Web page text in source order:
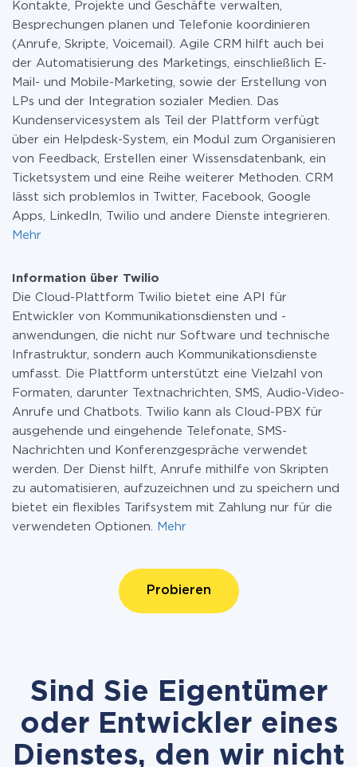
Kontakte, Projekte und Geschäfte verwalten,
Besprechungen planen und Telefonie koordinieren
(Anrufe, Skripte, Voicemail). Agile CRM hilft auch bei
der Automatisierung des Marketings, einschließlich E-
Mail- und Mobile-Marketing, sowie der Erstellung von
LPs und der Integration sozialer Medien. Das
Kundenservicesystem als Teil der Plattform verfügt
über ein Helpdesk-System, ein Modul zum Organisieren
von Feedback, Erstellen einer Wissensdatenbank, ein
Ticketsystem und eine Reihe weiterer Methoden. CRM
lässt sich problemlos in Twitter, Facebook, Google
Apps, LinkedIn, Twilio und andere Dienste integrieren.
Mehr
Information über Twilio
Die Cloud-Plattform Twilio bietet eine API für
Entwickler von Kommunikationsdiensten und -
anwendungen, die nicht nur Software und technische
Infrastruktur, sondern auch Kommunikationsdienste
umfasst. Die Plattform unterstützt eine Vielzahl von
Formaten, darunter Textnachrichten, SMS, Audio-Video-
Anrufe und Chatbots. Twilio kann als Cloud-PBX für
ausgehende und eingehende Telefonate, SMS-
Nachrichten und Konferenzgespräche verwendet
werden. Der Dienst hilft, Anrufe mithilfe von Skripten
zu automatisieren, aufzuzeichnen und zu speichern und
bietet ein flexibles Tarifsystem mit Zahlung nur für die
verwendeten Optionen.
Mehr
Probieren
Sind Sie Eigentümer
oder Entwickler eines
Dienstes, den wir nicht